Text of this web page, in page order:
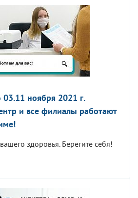
ноября 2021 г.
и все филиалы работают
здоровья. Берегите себя!